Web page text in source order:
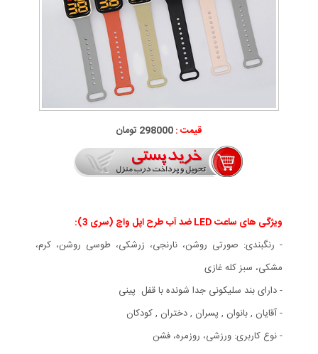
قیمت :298000 تومان
ویژگی های ساعت LED ضد آب طرح اپل واچ (سری 3):
- رنگبندی: صورتی روشن، نارنجی، زرشکی، طوسی روشن، کرم،
مشکی، سبز کله غازی
- دارای بند سلیکونی جدا شونده با قفل پینی
- آقایان , بانوان , پسران , دختران , کودکان
- نوع کاربری: ورزشی، روزمره، فشن